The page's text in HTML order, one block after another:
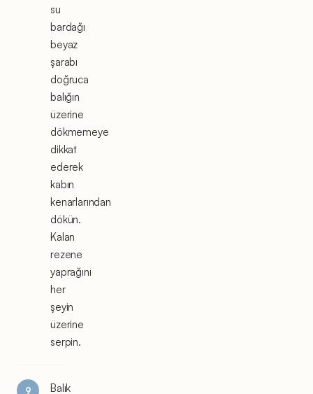
su
bardağı
beyaz
şarabı
doğruca
balığın
üzerine
dökmemeye
dikkat
ederek
kabın
kenarlarından
dökün.
Kalan
rezene
yaprağını
her
şeyin
üzerine
serpin.
Balık